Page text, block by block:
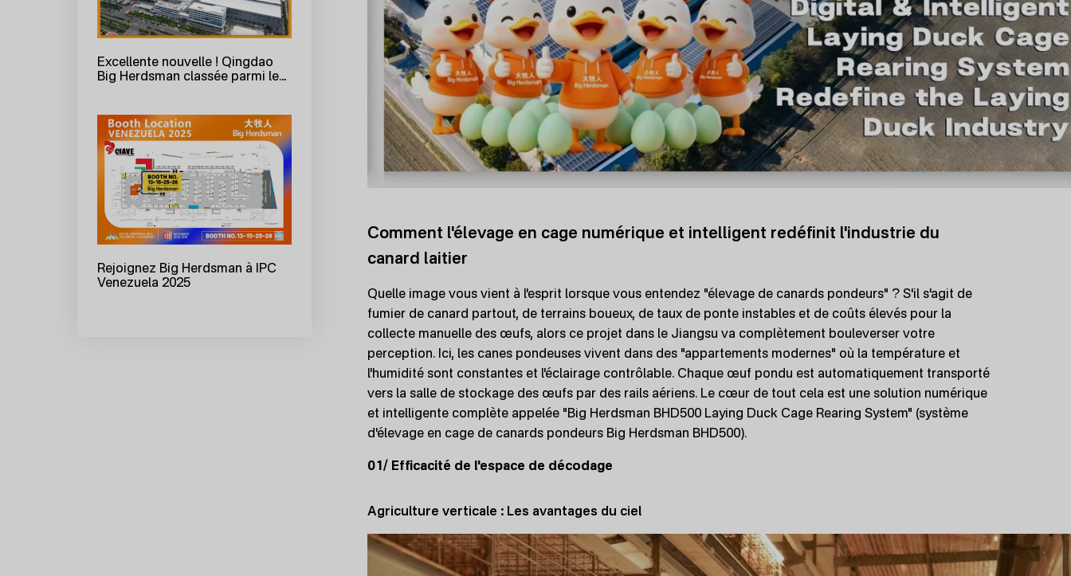
Excellente nouvelle ! Qingdao
Big Herdsman classée parmi les
Shandong !
Rejoignez Big Herdsman à IPC
Venezuela 2025
Comment l'élevage en cage numérique et intelligent redéfinit l'industrie du
canard laitier
Quelle image vous vient à l'esprit lorsque vous entendez "élevage de canards pondeurs" ? S'il s'agit de
fumier de canard partout, de terrains boueux, de taux de ponte instables et de coûts élevés pour la
collecte manuelle des œufs, alors ce projet dans le Jiangsu va complètement bouleverser votre
perception. Ici, les canes pondeuses vivent dans des "appartements modernes" où la température et
l'humidité sont constantes et l'éclairage contrôlable. Chaque œuf pondu est automatiquement transporté
vers la salle de stockage des œufs par des rails aériens. Le cœur de tout cela est une solution numérique
et intelligente complète appelée "Big Herdsman BHD500 Laying Duck Cage Rearing System" (système
d'élevage en cage de canards pondeurs Big Herdsman BHD500).
01/ Efficacité de l'espace de décodage
Agriculture verticale : Les avantages du ciel